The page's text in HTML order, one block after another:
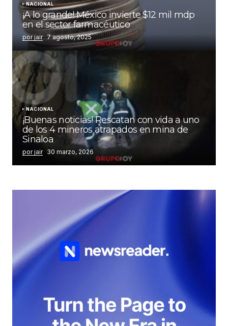
NACIONAL
¡A lo grande! México invierte $12 mil mdp
en el sector farmacéutico
por jair 7 agosto, 2025
NACIONAL
¡Buenas noticias! Rescatan con vida a uno
de los 4 mineros atrapados en mina de
Sinaloa
por jair 30 marzo, 2026